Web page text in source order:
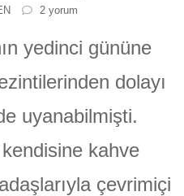
EV
#hikaye
için
2 yorum
yedinci gününe
dolayı
uyanabilmişti.
kahve
çevrimiçi